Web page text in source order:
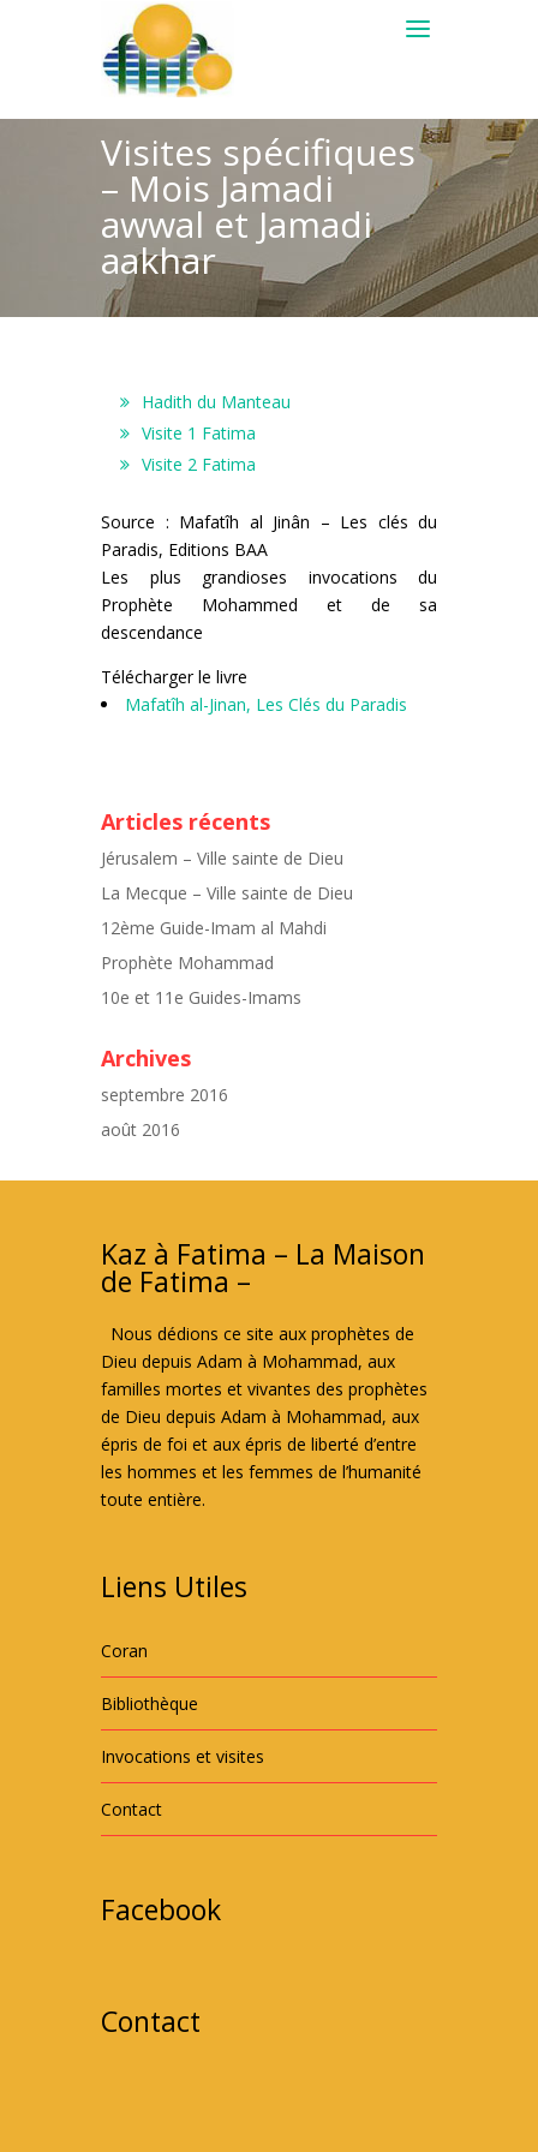
Visites spécifiques
– Mois Jamadi
awwal et Jamadi
aakhar
Hadith du Manteau
Visite 1 Fatima
Visite 2 Fatima
Source : Mafatîh al Jinân – Les clés du
Paradis, Editions BAA
Les plus grandioses invocations du
Prophète Mohammed et de sa
descendance
Télécharger le livre
Mafatîh al-Jinan, Les Clés du Paradis
Articles récents
Jérusalem – Ville sainte de Dieu
La Mecque – Ville sainte de Dieu
12ème Guide-Imam al Mahdi
Prophète Mohammad
10e et 11e Guides-Imams
Archives
septembre 2016
août 2016
Kaz à Fatima – La Maison
de Fatima –
Nous dédions ce site aux prophètes de
Dieu depuis Adam à Mohammad, aux
familles mortes et vivantes des prophètes
de Dieu depuis Adam à Mohammad, aux
épris de foi et aux épris de liberté d’entre
les hommes et les femmes de l’humanité
toute entière.
Liens Utiles
Coran
Bibliothèque
Invocations et visites
Contact
Facebook
Contact